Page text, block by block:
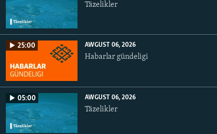
Täzelikler
25:00 AWGUST 06, 2026
Habarlar gündeligi
05:00 AWGUST 06, 2026
Täzelikler